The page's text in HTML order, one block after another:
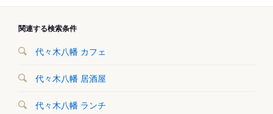
関連する検索条件
代々木八幡 カフェ
代々木八幡 居酒屋
代々木八幡 ランチ